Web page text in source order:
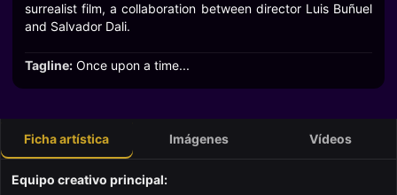
surrealist film, a collaboration between director Luis Buñuel
and Salvador Dali.
Tagline: Once upon a time...
Ficha artística Imágenes Vídeos
Equipo creativo principal: